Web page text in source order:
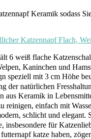
Keramik sodass
Katzennapf Flach,
6 weiß flache
Kaninchen und
speziell mit 3 cm Höhe
der natürlichen
Keramik in
reinigen, einfach mit
schlicht und
insbesondere für
katze haben,